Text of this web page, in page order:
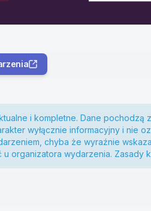
i kompletne. Dane pochodzą
wyłącznie informacyjny i nie
chyba że wyraźnie
organizatora wydarzenia. Zasady